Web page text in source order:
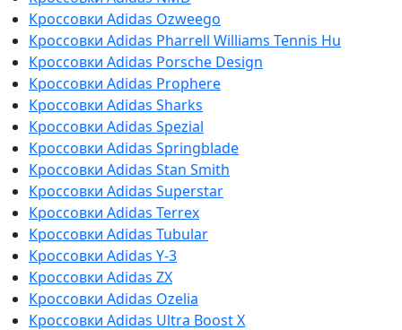
Кроссовки Adidas Ozweego
Кроссовки Adidas Pharrell Williams Tennis Hu
Кроссовки Adidas Porsche Design
Кроссовки Adidas Prophere
Кроссовки Adidas Sharks
Кроссовки Adidas Spezial
Кроссовки Adidas Springblade
Кроссовки Adidas Stan Smith
Кроссовки Adidas Superstar
Кроссовки Adidas Terrex
Кроссовки Adidas Tubular
Кроссовки Adidas Y-3
Кроссовки Adidas ZX
Кроссовки Adidas Ozelia
Кроссовки Adidas Ultra Boost X